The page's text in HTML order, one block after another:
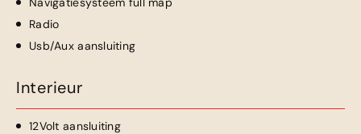
Radio
Usb/Aux aansluiting
Interieur
12Volt aansluiting